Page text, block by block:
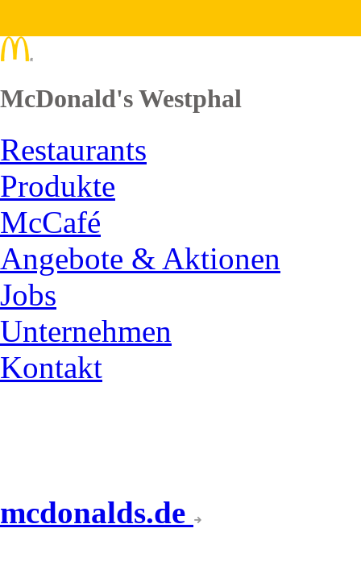
McDonald's Westphal
Restaurants
Produkte
McCafé
Angebote & Aktionen
Jobs
Unternehmen
Kontakt
mcdonalds.de